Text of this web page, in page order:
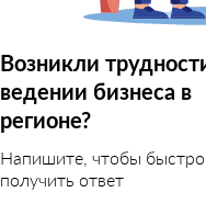
Возникли
ведении бизнеса в
регионе?
Напишите, чтобы быстро
получить ответ